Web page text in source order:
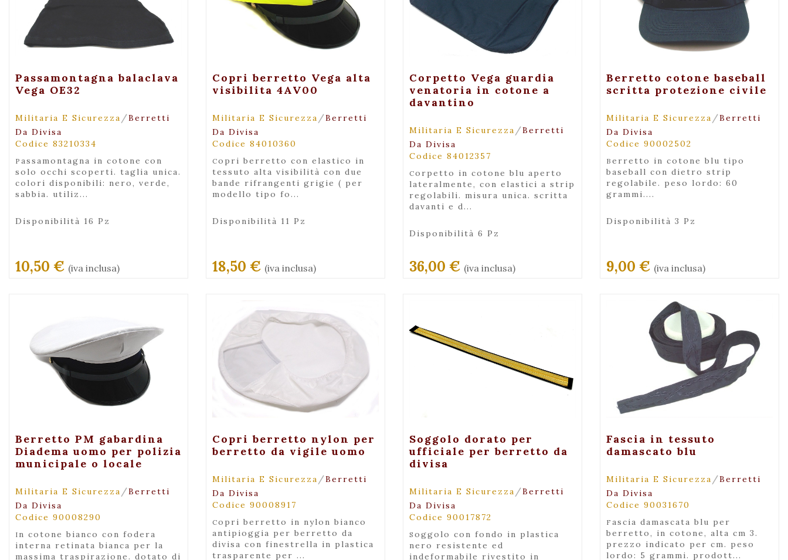
+ Maggiori Dettagli
Passamontagna balaclava
Vega OE32
Militaria E Sicurezza /Berretti
Da Divisa
Codice 83210334
passamontagna in cotone con
solo occhi scoperti. taglia unica.
colori disponibili: nero, verde,
sabbia. utiliz...
Disponibilità 16 Pz
10,50 € (iva inclusa)
+ Maggiori Dettagli
Copri berretto Vega alta
visibilita 4AV00
Militaria E Sicurezza /Berretti
Da Divisa
Codice 84010360
copri berretto con elastico in
tessuto alta visibilità con due
bande rifrangenti grigie ( per
modello tipo fo...
Disponibilità 11 Pz
18,50 € (iva inclusa)
+ Visualizza
Corpetto Vega guardia
venatoria in cotone a
davantino
Militaria E Sicurezza /Berretti
Da Divisa
Codice 84012357
corpetto in cotone blu aperto
lateralmente, con elastici a strip
regolabili. misura unica. scritta
davanti e d...
Disponibilità 6 Pz
36,00 € (iva inclusa)
+ Visualizza
Berretto cotone baseball
scritta protezione civile
Militaria E Sicurezza /Berretti
Da Divisa
Codice 90002502
berretto in cotone blu tipo
baseball con dietro strip
regolabile. peso lordo: 60
grammi....
Disponibilità 3 Pz
9,00 € (iva inclusa)
+ Maggiori Dettagli
Berretto PM gabardina
Diadema uomo per polizia
municipale o locale
Militaria E Sicurezza /Berretti
Da Divisa
Codice 90008290
in cotone bianco con fodera
interna retinata bianca per la
massima traspirazione. dotato di
+ Maggiori Dettagli
Copri berretto nylon per
berretto da vigile uomo
Militaria E Sicurezza /Berretti
Da Divisa
Codice 90008917
copri berretto in nylon bianco
antipioggia per berretto da
divisa con finestrella in plastica
trasparente per ...
+ Visualizza
Soggolo dorato per
ufficiale per berretto da
divisa
Militaria E Sicurezza /Berretti
Da Divisa
Codice 90017872
soggolo con fondo in plastica
nero resistente ed
indeformabile rivestito in
+ Visualizza
Fascia in tessuto
damascato blu
Militaria E Sicurezza /Berretti
Da Divisa
Codice 90031670
fascia damascata blu per
berretto, in cotone, alta cm 3.
prezzo indicato per cm. peso
lordo: 5 grammi. prodott...